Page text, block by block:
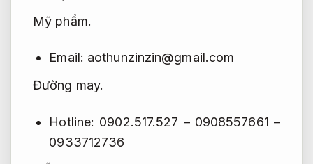
Mỹ phẩm.
Email: aothunzinzin@gmail.com
Đường may.
Hotline: 0902.517.527 – 0908557661 –
0933712736